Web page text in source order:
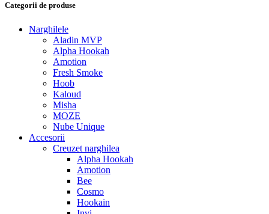
Categorii de produse
Narghilele
Aladin MVP
Alpha Hookah
Amotion
Fresh Smoke
Hoob
Kaloud
Misha
MOZE
Nube Unique
Accesorii
Creuzet narghilea
Alpha Hookah
Amotion
Bee
Cosmo
Hookain